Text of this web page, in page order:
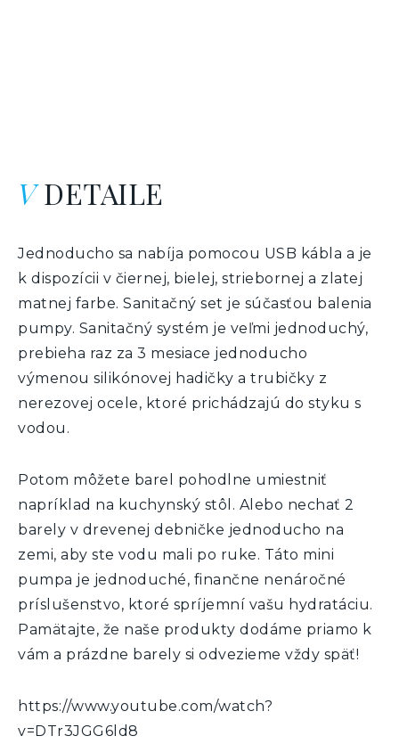
VDETAILE
Jednoducho sa nabíja pomocou USB kábla a je
k dispozícii v čiernej, bielej, striebornej a zlatej
matnej farbe. Sanitačný set je súčasťou balenia
pumpy. Sanitačný systém je veľmi jednoduchý,
prebieha raz za 3 mesiace jednoducho
výmenou silikónovej hadičky a trubičky z
nerezovej ocele, ktoré prichádzajú do styku s
vodou.
Potom môžete barel pohodlne umiestniť
napríklad na kuchynský stôl. Alebo nechať 2
barely v drevenej debničke jednoducho na
zemi, aby ste vodu mali po ruke. Táto mini
pumpa je jednoduché, finančne nenáročné
príslušenstvo, ktoré spríjemní vašu hydratáciu.
Pamätajte, že naše produkty dodáme priamo k
vám a prázdne barely si odvezieme vždy späť!
https://www.youtube.com/watch?
v=DTr3JGG6ld8